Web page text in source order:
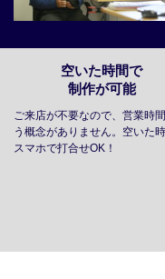
空いた時間で
制作が可能
ご来店が不要なので、営業時
う概念がありません。空いた
スマホで打合せOK！